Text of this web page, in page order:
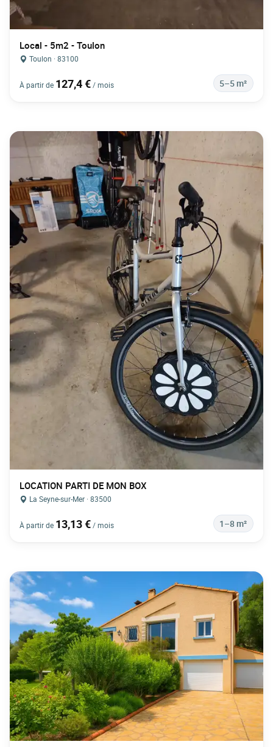
Local - 5m2 - Toulon
Toulon · 83100
À partir de 127,4 €/ mois 5–5 m²
LOCATION PARTI DE MON BOX
La Seyne-sur-Mer · 83500
À partir de 13,13 €/ mois 1–8 m²